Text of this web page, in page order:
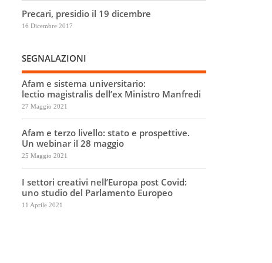
Precari, presidio il 19 dicembre
16 Dicembre 2017
SEGNALAZIONI
Afam e sistema universitario:
lectio magistralis dell’ex Ministro Manfredi
27 Maggio 2021
Afam e terzo livello: stato e prospettive.
Un webinar il 28 maggio
25 Maggio 2021
I settori creativi nell’Europa post Covid:
uno studio del Parlamento Europeo
11 Aprile 2021